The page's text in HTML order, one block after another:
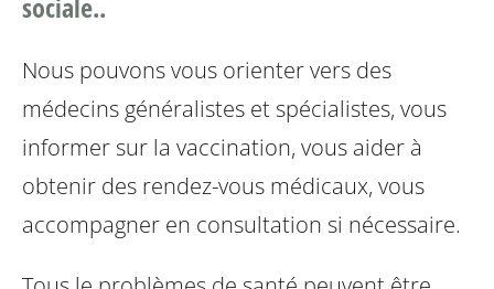
Nous pouvons vous orienter vers des
médecins généralistes et spécialistes, vous
informer sur la vaccination, vous aider à
obtenir des rendez-vous médicaux, vous
accompagner en consultation si nécessaire.